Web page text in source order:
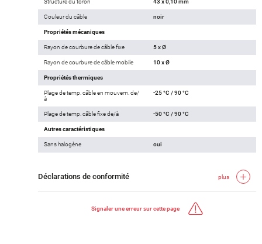
Structure du toron 43 x 0,10 mm
Couleur du câble noir
Propriétés mécaniques
Rayon de courbure de câble fixe 5 x Ø
Rayon de courbure de câble mobile 10 x Ø
Propriétés thermiques
Plage de temp. câble en mouvem. de/
à
-25 °C / 90 °C
Plage de temp. câble fixe de/à -50 °C / 90 °C
Autres caractéristiques
Sans halogène oui
Déclarations de conformité plus
Signaler une erreur sur cette page